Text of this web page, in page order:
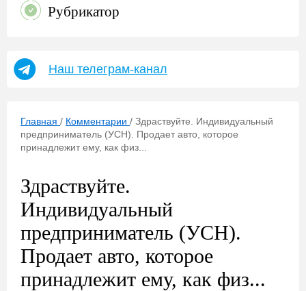
Рубрикатор
Наш телеграм-канал
Главная / Комментарии / Здраствуйте. Индивидуальный
предприниматель (УСН). Продает авто, которое
принадлежит ему, как физ...
Здраствуйте.
Индивидуальный
предприниматель (УСН).
Продает авто, которое
принадлежит ему, как физ...